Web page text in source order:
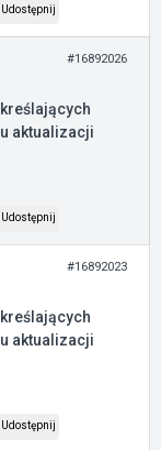
Udostępnij
#16892026
aktualizacji
Udostępnij
#16892023
aktualizacji
Udostępnij